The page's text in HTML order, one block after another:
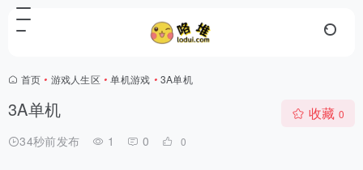
首页 • 游戏人生区 • 单机游戏 • 3A单机
3A单机
34秒前发布 1 0 0
收藏 0